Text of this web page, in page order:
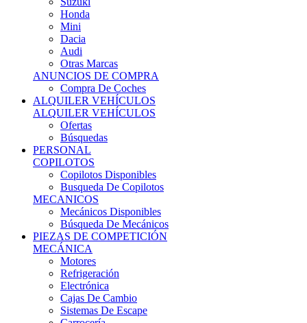
Mini
Dacia
Audi
Otras Marcas
ANUNCIOS DE COMPRA
Compra De Coches
ALQUILER VEHÍCULOS
ALQUILER VEHÍCULOS
Ofertas
Búsquedas
PERSONAL
COPILOTOS
Copilotos Disponibles
Busqueda De Copilotos
MECANICOS
Mecánicos Disponibles
Búsqueda De Mecánicos
PIEZAS DE COMPETICIÓN
MECÁNICA
Motores
Refrigeración
Electrónica
Cajas De Cambio
Sistemas De Escape
Carrocería
Depositos